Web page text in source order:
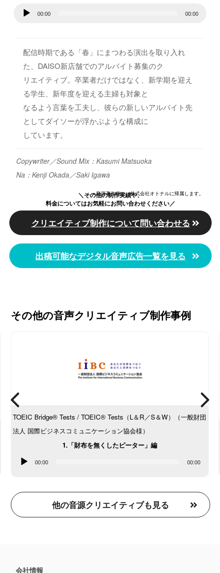
00:00 00:00
配信時期である「春」にまつわる演出を取り入れ
た、DAISO新店舗でのアルバイト募集のク
リエイティブ。卒業者だけではなく、新学期を迎え
る学生、新年度を迎える主婦も対象と
なるよう言葉を工夫し、彼らの新しいアルバイト先
としてダイソーが浮かぶような構成に
しています。
Copywriter／Sound Mix：Kasumi Matsuoka
Na：Kenji Okada／Saki Igawa
※音源著作権は、株式会社オトナルに帰属します。
＼その他の制作実績や、
料金についてはお気軽にお問い合わせください／
クリエイティブ制作について問い合わせる
出稿可能なデジタル音声広告一覧を見る
その他の音声クリエイティブ制作事例
TOEIC Bridge® Tests / TOEIC® Tests（L＆R／S＆W）（一般財団
法人 国際ビジネスコミュニケーション協会様）
1.「財布を無くしたピーター」編
レ
00:00 00:00
他の音源クリエイティブも見る
会社情報